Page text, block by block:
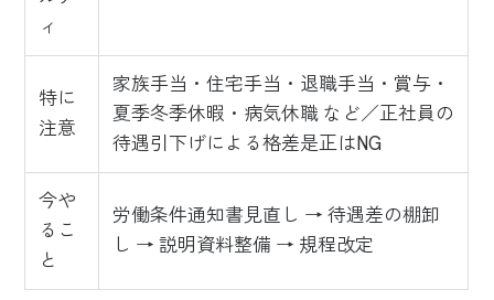
ィ
特に
注意
家族手当・住宅手当・退職手当・賞与・
夏季冬季休暇・病気休職 など／正社員の
待遇引下げによる格差是正はNG
今や
るこ
と
労働条件通知書見直し → 待遇差の棚卸
し → 説明資料整備 → 規程改定